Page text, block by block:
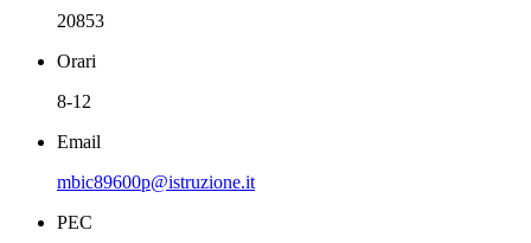
20853
Orari
8-12
Email
mbic89600p@istruzione.it
PEC